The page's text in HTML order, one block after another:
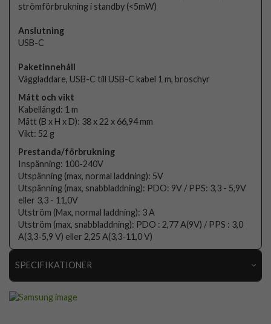
strömförbrukning i standby (<5mW)
Anslutning
USB-C
Paketinnehåll
Väggladdare, USB-C till USB-C kabel 1 m, broschyr
Mått och vikt
Kabellängd: 1 m
Mått (B x H x D): 38 x 22 x 66,94 mm
Vikt: 52 g
Prestanda/förbrukning
Inspänning: 100-240V
Utspänning (max, normal laddning): 5V
Utspänning (max, snabbladdning): PDO: 9V / PPS: 3,3 - 5,9V
eller 3,3 - 11,0V
Utström (Max, normal laddning): 3 A
Utström (max, snabbladdning): PDO : 2,77 A(9V) / PPS : 3,0
A(3,3-5,9 V) eller 2,25 A(3,3-11,0 V)
SPECIFIKATIONER